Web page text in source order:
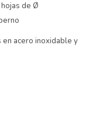
de Ø
en acero inoxidable y